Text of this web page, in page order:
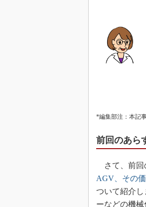
*編集部注：本記
前回のあら
さて、前回
AGV、その
ついて紹介
ーなどの機